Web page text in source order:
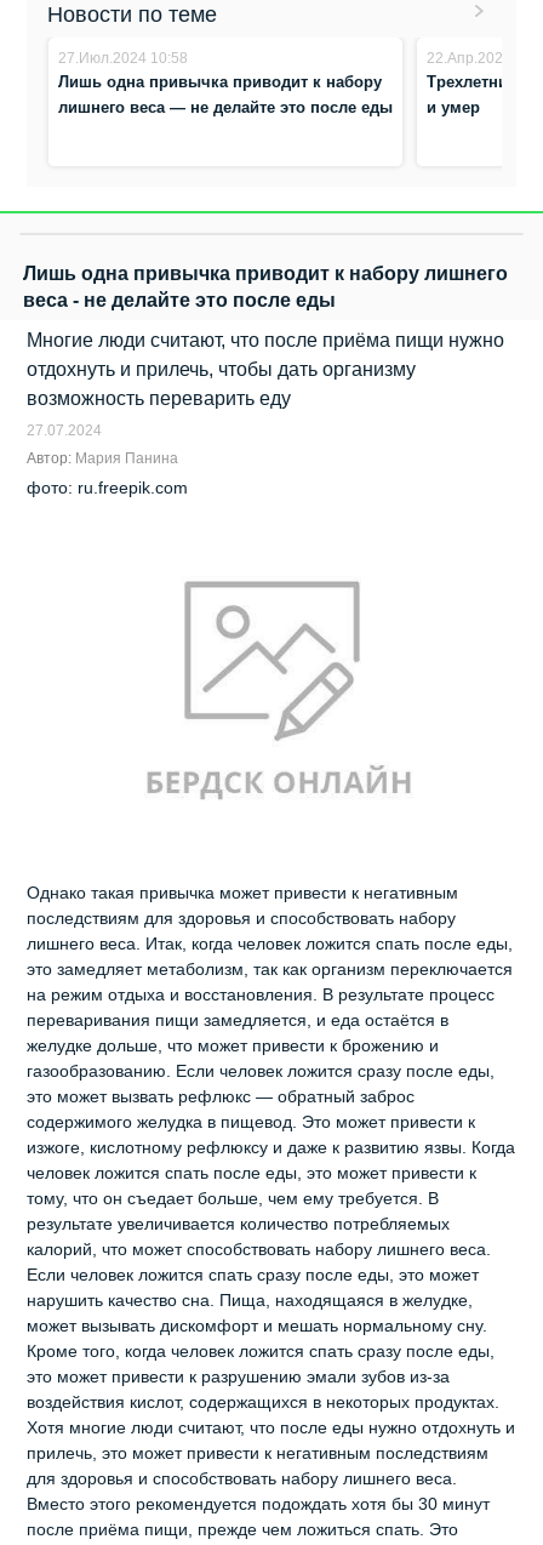
Новости по теме
27.Июл.2024 10:58
Лишь одна привычка приводит к набору
лишнего веса — не делайте это после еды
22.Апр.2024
Трехлетний
и умер
Лишь одна привычка приводит к набору лишнего
веса - не делайте это после еды
Многие люди считают, что после приёма пищи нужно
отдохнуть и прилечь, чтобы дать организму
возможность переварить еду
27.07.2024
Автор: Мария Панина
фото: ru.freepik.com
Однако такая привычка может привести к негативным
последствиям для здоровья и способствовать набору
лишнего веса. Итак, когда человек ложится спать после еды,
это замедляет метаболизм, так как организм переключается
на режим отдыха и восстановления. В результате процесс
переваривания пищи замедляется, и еда остаётся в
желудке дольше, что может привести к брожению и
газообразованию. Если человек ложится сразу после еды,
это может вызвать рефлюкс — обратный заброс
содержимого желудка в пищевод. Это может привести к
изжоге, кислотному рефлюксу и даже к развитию язвы. Когда
человек ложится спать после еды, это может привести к
тому, что он съедает больше, чем ему требуется. В
результате увеличивается количество потребляемых
калорий, что может способствовать набору лишнего веса.
Если человек ложится спать сразу после еды, это может
нарушить качество сна. Пища, находящаяся в желудке,
может вызывать дискомфорт и мешать нормальному сну.
Кроме того, когда человек ложится спать сразу после еды,
это может привести к разрушению эмали зубов из-за
воздействия кислот, содержащихся в некоторых продуктах.
Хотя многие люди считают, что после еды нужно отдохнуть и
прилечь, это может привести к негативным последствиям
для здоровья и способствовать набору лишнего веса.
Вместо этого рекомендуется подождать хотя бы 30 минут
после приёма пищи, прежде чем ложиться спать. Это